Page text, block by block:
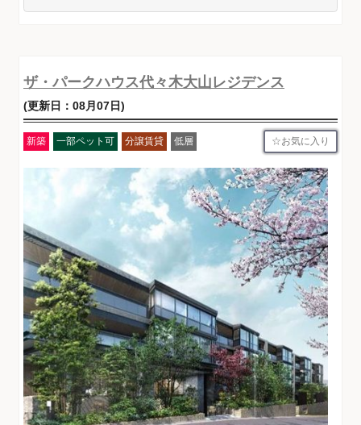
ザ・パークハウス代々木大山レジデンス
(更新日：08月07日)
新築 一部ペット可 分譲賃貸 低層 お気に入り